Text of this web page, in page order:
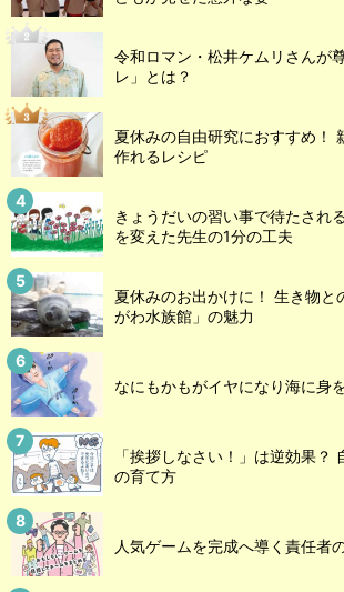
令和ロマン・松井ケムリさんが
レ」とは？
夏休みの自由研究におすすめ！
作れるレシピ
きょうだいの習い事で待たされ
を変えた先生の1分の工夫
夏休みのお出かけに！ 生き物と
がわ水族館」の魅力
なにもかもがイヤになり海に身
「挨拶しなさい！」は逆効果？
の育て方
人気ゲームを完成へ導く責任者